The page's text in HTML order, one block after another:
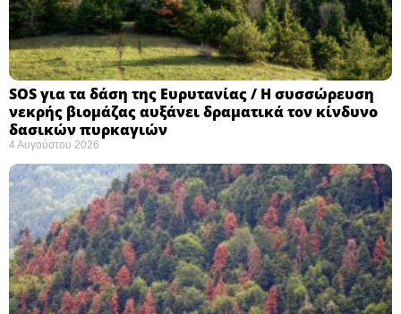
SOS για τα δάση της Ευρυτανίας / Η συσσώρευση
νεκρής βιομάζας αυξάνει δραματικά τον κίνδυνο
δασικών πυρκαγιών
4 Αυγούστου 2026